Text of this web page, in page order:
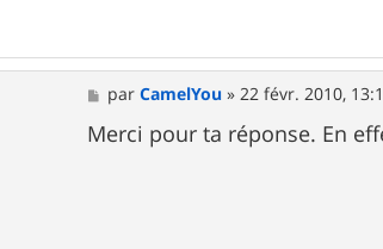
M
e
s
s
parCamelYou »22 févr. 2010,
Merci pour ta réponse. En